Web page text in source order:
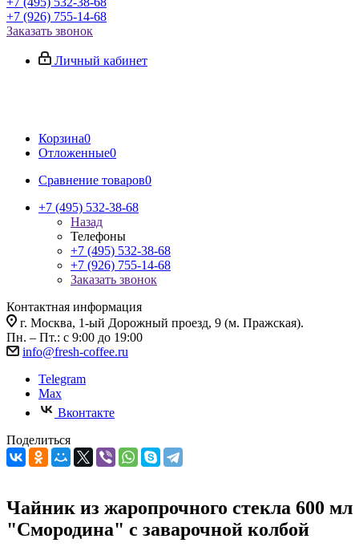
+7 (926) 755-14-68
Заказать звонок
Личный кабинет
Корзина0
Отложенные0
Сравнение товаров0
+7 (495) 532-38-68
Назад
Телефоны
+7 (495) 532-38-68
+7 (926) 755-14-68
Заказать звонок
Контактная информация
г. Москва, 1-ый Дорожный проезд, 9 (м. Пражская).
Пн. – Пт.: с 9:00 до 19:00
info@fresh-coffee.ru
Telegram
Max
Вконтакте
Поделиться
Чайник из жаропрочного стекла 600 мл
"Смородина" с заварочной колбой